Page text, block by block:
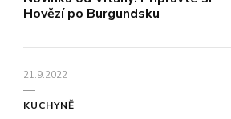
Hovězí po Burgundsku
21.9.2022
KUCHYNĚ